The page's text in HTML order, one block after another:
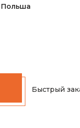
Польша
Быстрый